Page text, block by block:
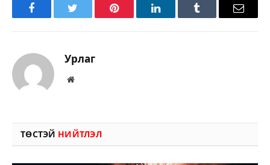
FacebookTwitter Pinterest LinkedInTumblr Имэйл
Урлаг
Вэбсайт
ТӨСТЭЙ НИЙТЛЭЛ